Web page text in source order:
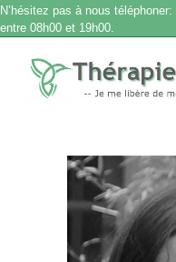
N’hésitez pas à nous téléphoner:
entre 08h00 et 19h00.